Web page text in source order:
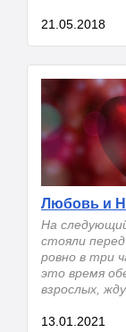
21.05.2018
Любовь и
На
стояли
ровно в три
это время
взрослых,
13.01.2021